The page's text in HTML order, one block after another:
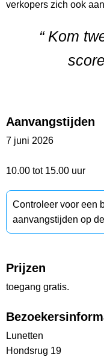
verkopers zich ook
“ Kom
Aanvangstijden
7 juni 2026
10.00 tot 15.00 uur
Controleer voor een
aanvangstijden op
Prijzen
toegang gratis.
Lunetten
Hondsrug 19